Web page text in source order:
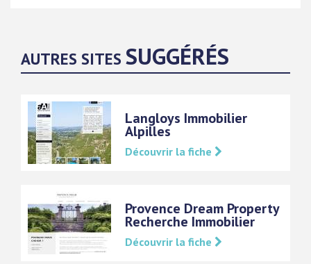
AUTRES SITES SUGGÉRÉS
Langloys Immobilier
Alpilles
Découvrir la fiche
Provence Dream Property
Recherche Immobilier
Découvrir la fiche